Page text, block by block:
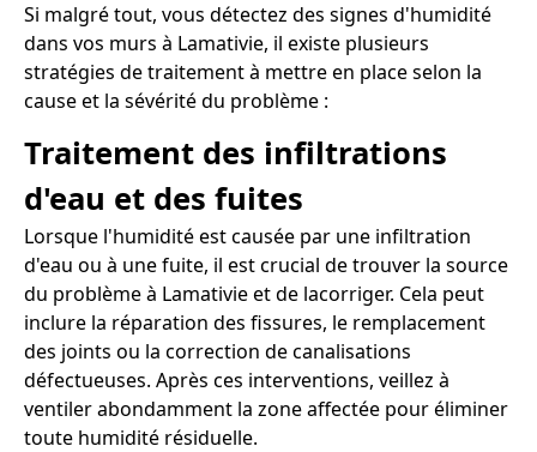
Si malgré tout, vous détectez des signes d'humidité
dans vos murs à Lamativie, il existe plusieurs
stratégies de traitement à mettre en place selon la
cause et la sévérité du problème :
Traitement des infiltrations
d'eau et des fuites
Lorsque l'humidité est causée par une infiltration
d'eau ou à une fuite, il est crucial de trouver la source
du problème à Lamativie et de lacorriger. Cela peut
inclure la réparation des fissures, le remplacement
des joints ou la correction de canalisations
défectueuses. Après ces interventions, veillez à
ventiler abondamment la zone affectée pour éliminer
toute humidité résiduelle.